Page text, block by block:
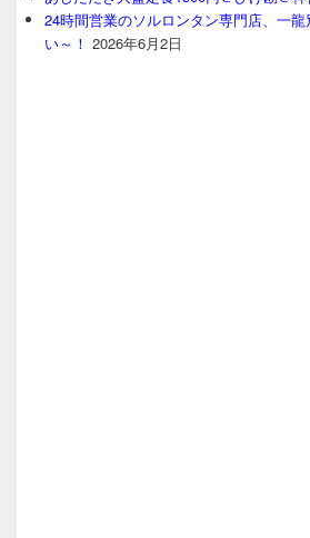
24時間営業のソルロンタン専門店、一
い～！ 2026年6月2日